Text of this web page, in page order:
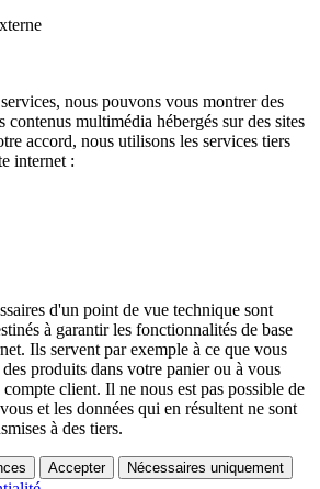
nous pouvons vous montrer des
contenus multimédia hébergés sur des sites
accord, nous utilisons les services tiers
internet :
d'un point de vue technique sont
à garantir les fonctionnalités de base
Ils servent par exemple à ce que vous
produits dans votre panier ou à vous
client. Il ne nous est pas possible de
et les données qui en résultent ne sont
à des tiers.
Accepter Nécessaires uniquement